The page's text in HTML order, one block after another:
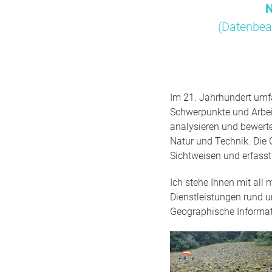
Im 21. Jahrhundert
Schwerpunkte und
analysieren und
Natur und Technik.
Sichtweisen und
Ich stehe Ihnen mit all
Dienstleistungen rund
Geographische